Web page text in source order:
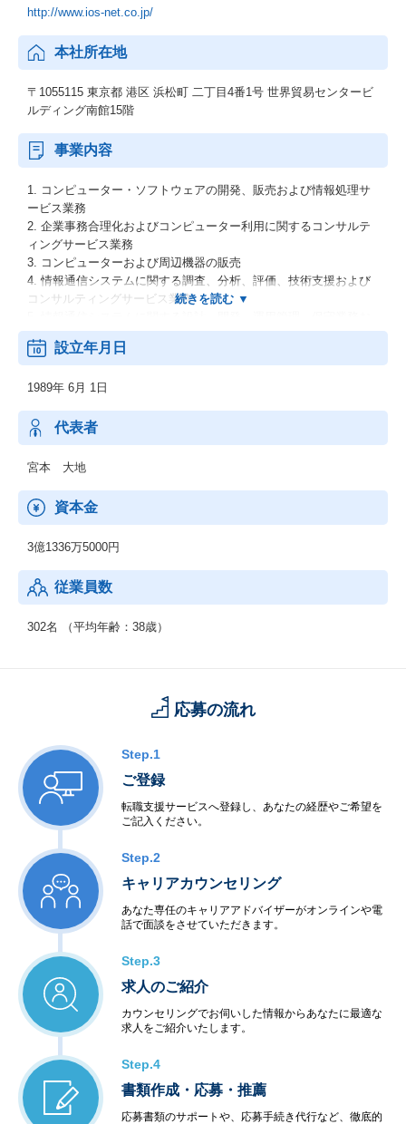
http://www.ios-net.co.jp/
本社所在地
〒1055115 東京都 港区 浜松町 二丁目4番1号 世界貿易センタービ
ルディング南館15階
事業内容
1. コンピューター・ソフトウェアの開発、販売および情報処理サ
ービス業務
2. 企業事務合理化およびコンピューター利用に関するコンサルテ
ィングサービス業務
3. コンピューターおよび周辺機器の販売
4. 情報通信システムに関する調査、分析、評価、技術支援および
コンサルティングサービス業務
よび運用、管理手法等の教育訓練業務
6. 情報通信システムならびに情報通信機器設備および付属品に関
7. ソフトウェアならびに情報通信機器設備およびその付属品に関
する輸出入業務および賃貸業務
8. 労働者派遣事業（許可番号：派13-308486）情報公開
9. 前各号に附帯する一切の業務
設立年月日
1989年 6月 1日
代表者
宮本 大地
資本金
3億1336万5000円
従業員数
302名 （平均年齢：38歳）
応募の流れ
Step.1
ご登録
転職支援サービスへ登録し、あなたの経歴やご希望を
ご記入ください。
Step.2
キャリアカウンセリング
あなた専任のキャリアアドバイザーがオンラインや電
話で面談をさせていただきます。
Step.3
求人のご紹介
カウンセリングでお伺いした情報からあなたに最適な
求人をご紹介いたします。
Step.4
書類作成・応募・推薦
応募書類のサポートや、応募手続き代行など、徹底的